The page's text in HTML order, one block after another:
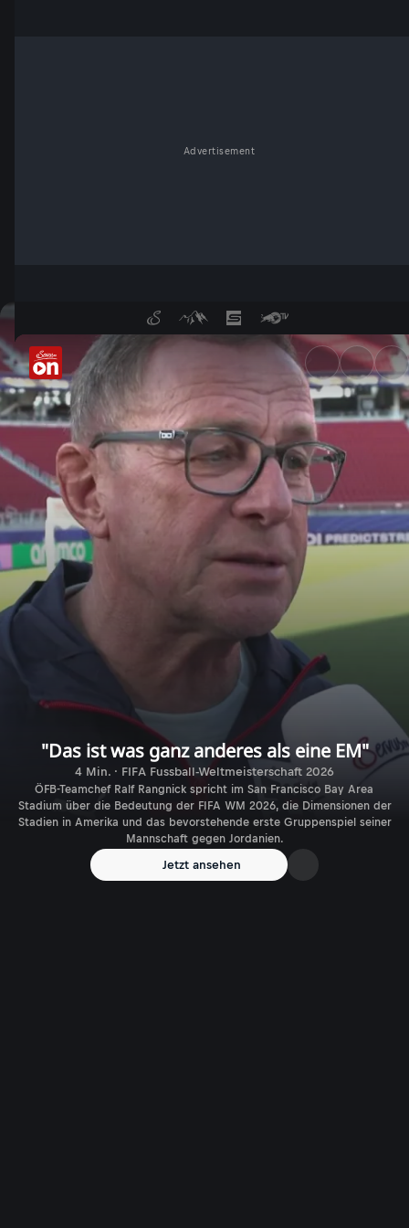
Advertisement
Rangnick über die
"Das ist was ganz anderes als eine EM"
4 Min. · FIFA Fussball-Weltmeisterschaft 2026
ÖFB-Teamchef Ralf Rangnick spricht im San Francisco Bay Area
Stadium über die Bedeutung der FIFA WM 2026, die Dimensionen der
Stadien in Amerika und das bevorstehende erste Gruppenspiel seiner
Mannschaft gegen Jordanien.
Jetzt ansehen